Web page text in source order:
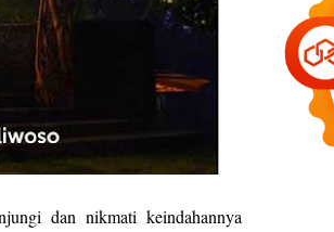
dan nikmati keindahannya